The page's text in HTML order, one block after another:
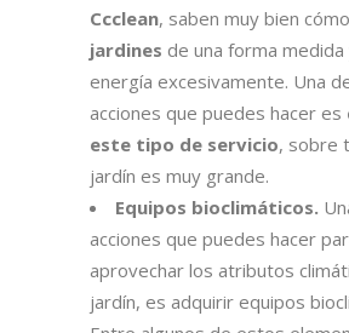
Ccclean, saben muy bien cómo
jardines de una forma
energía excesivamente. Una
acciones que puedes hacer es
este tipo de servicio, sobre
jardín es muy grande.
Equipos bioclimáticos.
acciones que puedes hacer
aprovechar los atributos
jardín, es adquirir equipos